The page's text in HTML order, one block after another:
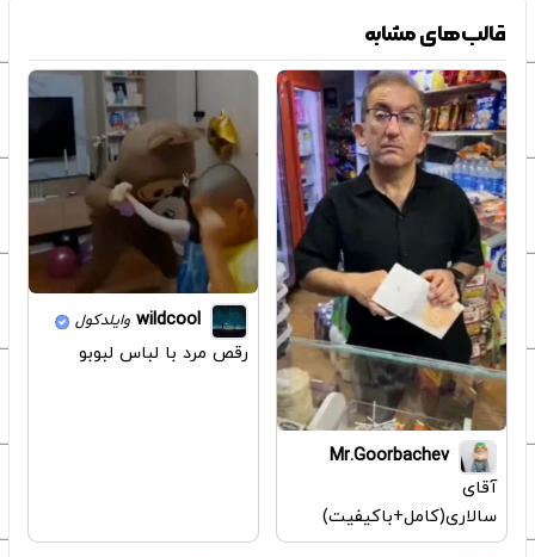
قالب‌های مشابه
Mr.Goorbachev
آقای
سالاری(کامل+با‌کیفیت)
wildcool وایلدکول
رقص مرد با لباس لبوبو